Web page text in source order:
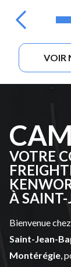
VOIR
VOTRE
À
Bienvenue chez
Saint-Jean-
Montérégie ,